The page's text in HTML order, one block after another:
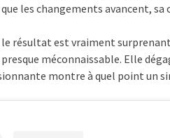
les changements avancent,
résultat est vraiment
méconnaissable. Elle
montre à quel point un